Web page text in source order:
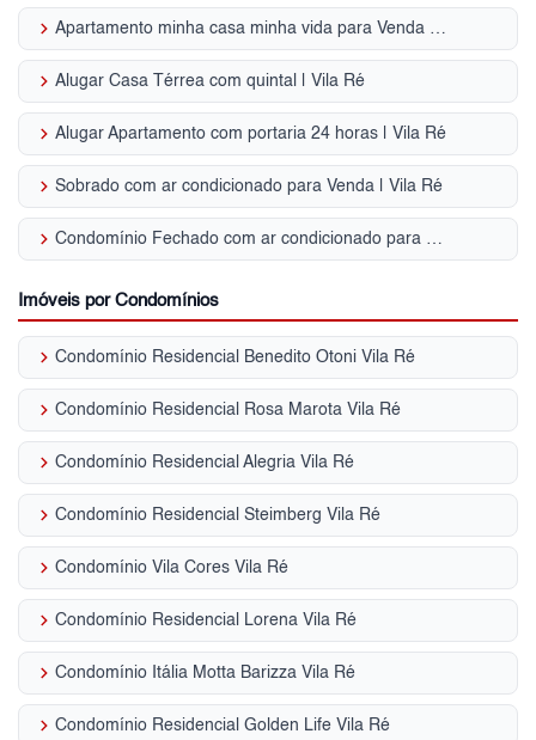
keyboard_arrow_right Apartamento minha casa minha vida para Venda | Vila Ré
keyboard_arrow_right Alugar Casa Térrea com quintal | Vila Ré
keyboard_arrow_right Alugar Apartamento com portaria 24 horas | Vila Ré
keyboard_arrow_right Sobrado com ar condicionado para Venda | Vila Ré
keyboard_arrow_right Condomínio Fechado com ar condicionado para Venda | Vila Ré
Imóveis por Condomínios
keyboard_arrow_right Condomínio Residencial Benedito Otoni Vila Ré
keyboard_arrow_right Condomínio Residencial Rosa Marota Vila Ré
keyboard_arrow_right Condomínio Residencial Alegria Vila Ré
keyboard_arrow_right Condomínio Residencial Steimberg Vila Ré
keyboard_arrow_right Condomínio Vila Cores Vila Ré
keyboard_arrow_right Condomínio Residencial Lorena Vila Ré
keyboard_arrow_right Condomínio Itália Motta Barizza Vila Ré
keyboard_arrow_right Condomínio Residencial Golden Life Vila Ré